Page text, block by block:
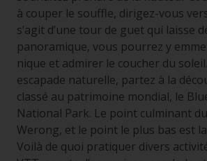
à couper le souffle, dirigez-vous
s’agit d’une tour de guet qui laisse
panoramique, vous pourrez y
nique et admirer le coucher du
escapade naturelle, partez à la
classé au patrimoine mondial, le
National Park. Le point culminant
Werong, et le point le plus bas est
Voilà de quoi pratiquer divers